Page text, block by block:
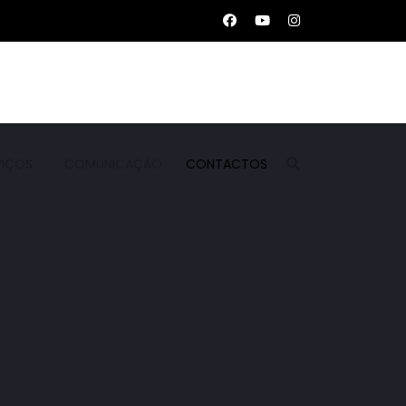
CONTACTOS